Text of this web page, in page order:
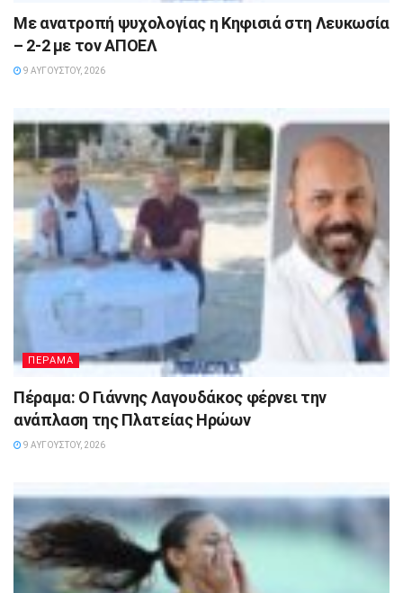
Με ανατροπή ψυχολογίας η Κηφισιά στη Λευκωσία
– 2-2 με τον ΑΠΟΕΛ
9 ΑΥΓΟΎΣΤΟΥ, 2026
ΠΕΡΑΜΑ
Πέραμα: Ο Γιάννης Λαγουδάκος φέρνει την
ανάπλαση της Πλατείας Ηρώων
9 ΑΥΓΟΎΣΤΟΥ, 2026